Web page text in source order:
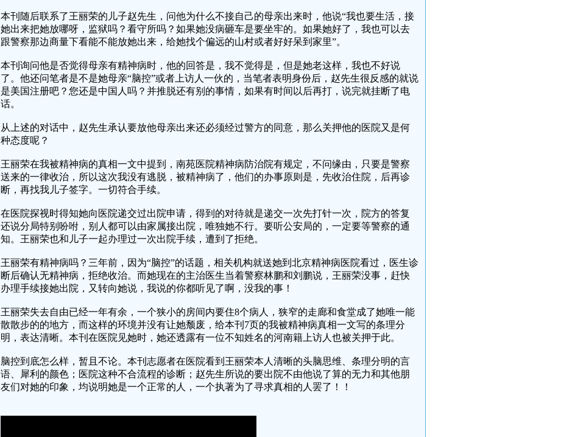
本刊随后联系了王丽荣的儿子赵先生，问他为什么不接自己的母亲出来时，他说“我也要生活，接
她出来把她放哪呀，监狱吗？看守所吗？如果她没病砸车是要坐牢的。如果她好了，我也可以去
跟警察那边商量下看能不能放她出来，给她找个偏远的山村或者好好呆到家里”。
本刊询问他是否觉得母亲有精神病时，他的回答是，我不觉得是，但是她老这样，我也不好说
了。他还问笔者是不是她母亲“脑控”或者上访人一伙的，当笔者表明身份后，赵先生很反感的就说
是美国注册吧？您还是中国人吗？并推脱还有别的事情，如果有时间以后再打，说完就挂断了电
话。
从上述的对话中，赵先生承认要放他母亲出来还必须经过警方的同意，那么关押他的医院又是何
种态度呢？
王丽荣在我被精神病的真相一文中提到，南苑医院精神病防治院有规定，不问缘由，只要是警察
送来的一律收治，所以这次我没有逃脱，被精神病了，他们的办事原则是，先收治住院，后再诊
断，再找我儿子签字。一切符合手续。
在医院探视时得知她向医院递交过出院申请，得到的对待就是递交一次先打针一次，院方的答复
还说分局特别吩咐，别人都可以由家属接出院，唯独她不行。要听公安局的，一定要等警察的通
知。王丽荣也和儿子一起办理过一次出院手续，遭到了拒绝。
王丽荣有精神病吗？三年前，因为“脑控”的话题，相关机构就送她到北京精神病医院看过，医生诊
断后确认无精神病，拒绝收治。而她现在的主治医生当着警察林鹏和刘鹏说，王丽荣没事，赶快
办理手续接她出院，又转向她说，我说的你都听见了啊，没我的事！
王丽荣失去自由已经一年有余，一个狭小的房间内要住8个病人，狭窄的走廊和食堂成了她唯一能
散散步的的地方，而这样的环境并没有让她颓废，给本刊7页的我被精神病真相一文写的条理分
明，表达清晰。本刊在医院见她时，她还透露有一位不知姓名的河南籍上访人也被关押于此。
脑控到底怎么样，暂且不论。本刊志愿者在医院看到王丽荣本人清晰的头脑思维、条理分明的言
语、犀利的颜色；医院这种不合流程的诊断；赵先生所说的要出院不由他说了算的无力和其他朋
友们对她的印象，均说明她是一个正常的人，一个执著为了寻求真相的人罢了！！